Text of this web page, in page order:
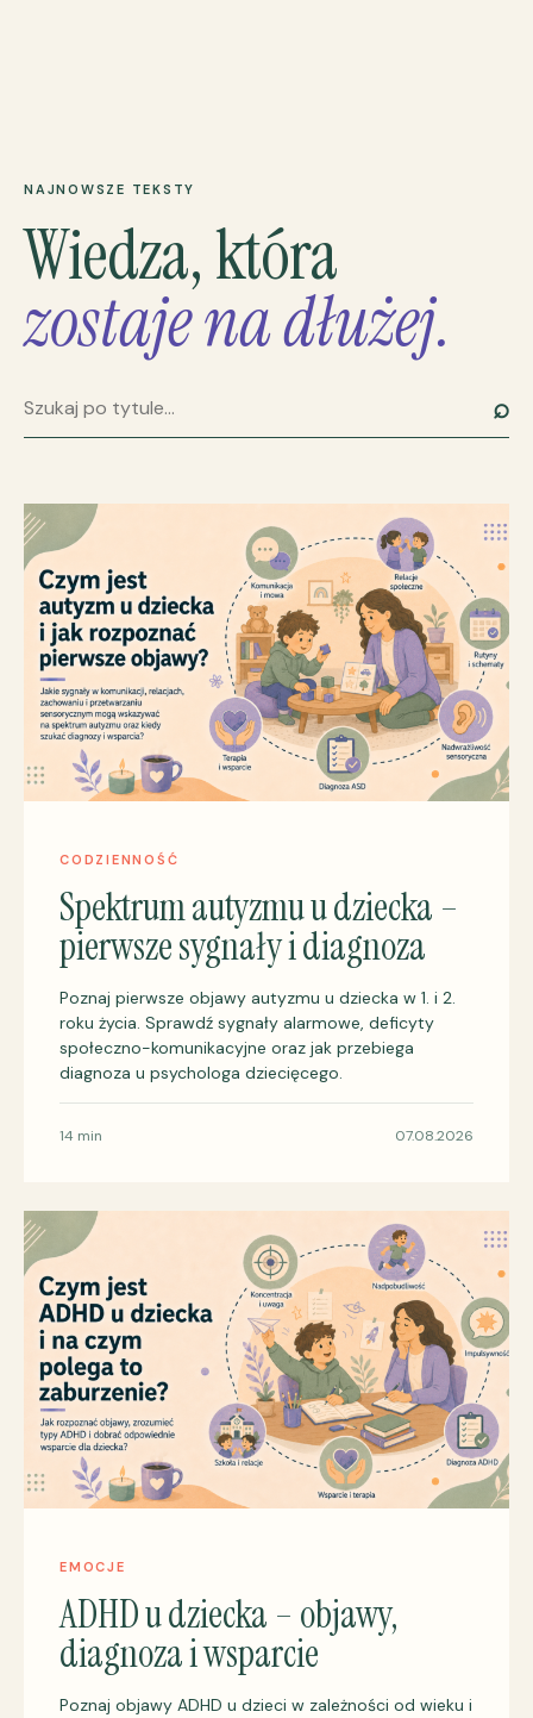
NAJNOWSZE TEKSTY
Wiedza, która
zostaje na dłużej.
Szukaj artykułu ⌕
CODZIENNOŚĆ
Spektrum autyzmu u dziecka –
pierwsze sygnały i diagnoza
Poznaj pierwsze objawy autyzmu u dziecka w 1. i 2.
roku życia. Sprawdź sygnały alarmowe, deficyty
społeczno-komunikacyjne oraz jak przebiega
diagnoza u psychologa dziecięcego.
14 min 07.08.2026
EMOCJE
ADHD u dziecka – objawy,
diagnoza i wsparcie
Poznaj objawy ADHD u dzieci w zależności od wieku i